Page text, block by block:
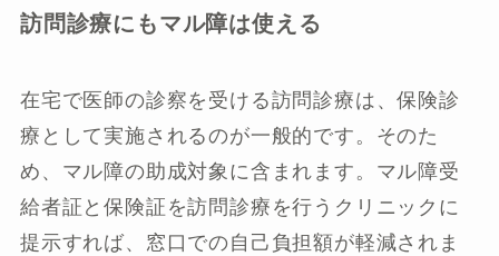
訪問診療にもマル障は使える
在宅で医師の診察を受ける訪問診療は、保険診
療として実施されるのが一般的です。そのた
め、マル障の助成対象に含まれます。マル障受
給者証と保険証を訪問診療を行うクリニックに
提示すれば、窓口での自己負担額が軽減されま